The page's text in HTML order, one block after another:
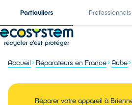
Particuliers Professionnels
Accueil Réparateurs en France Aube
Réparer votre appareil à